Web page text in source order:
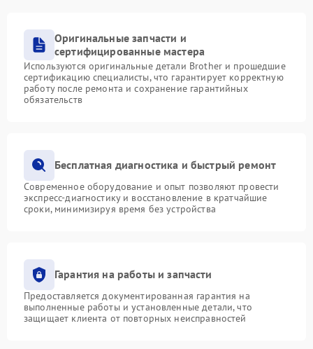
Оригинальные запчасти и
сертифицированные мастера
Используются оригинальные детали Brother и прошедшие
сертификацию специалисты, что гарантирует корректную
работу после ремонта и сохранение гарантийных
обязательств
Бесплатная диагностика и быстрый ремонт
Современное оборудование и опыт позволяют провести
экспресс-диагностику и восстановление в кратчайшие
сроки, минимизируя время без устройства
Гарантия на работы и запчасти
Предоставляется документированная гарантия на
выполненные работы и установленные детали, что
защищает клиента от повторных неисправностей